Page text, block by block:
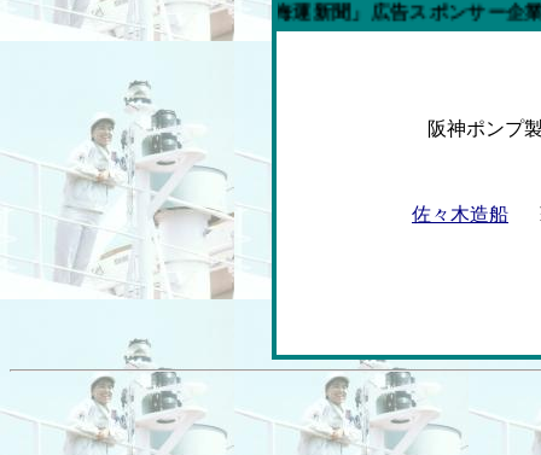
週の「内航海運新聞」広告スポンサー企業
阪神ポン
佐々木造船